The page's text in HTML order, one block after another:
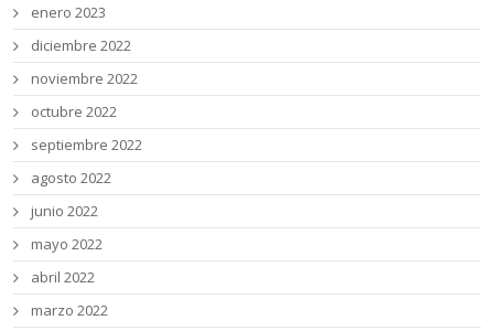
enero 2023
diciembre 2022
noviembre 2022
octubre 2022
septiembre 2022
agosto 2022
junio 2022
mayo 2022
abril 2022
marzo 2022